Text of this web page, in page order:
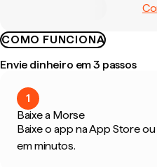
COMO FUNCIONA
Envie dinheiro em 3 passos
1
Baixe a Morse
Baixe o app na App Store
em minutos.